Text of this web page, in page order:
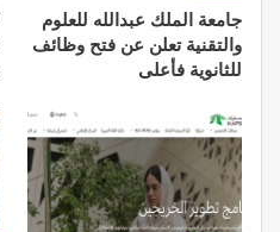
جامعة الملك عبدالله للعلوم
والتقنية تعلن عن فتح وظائف
للثانوية فأعلى